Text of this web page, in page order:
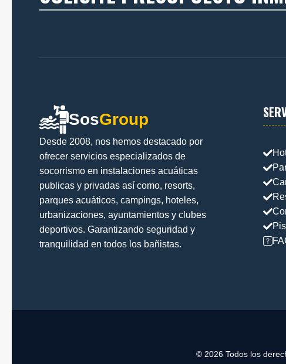
SosGroup
Desde 2008, nos hemos destacado por
ofrecer servicios especializados de
socorrismo en instalaciones acuáticas
publicas y privadas así como, resorts,
parques acuáticos, campings, hoteles,
urbanizaciones, ayuntamientos y clubes
deportivos. Garantizando seguridad y
tranquilidad en todos los bañistas.
© 2026 Todos los